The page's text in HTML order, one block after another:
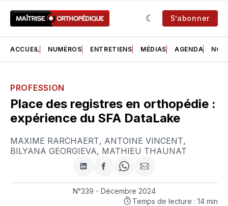
S’abonner
ACCUEIL NUMÉROS ENTRETIENS MÉDIAS AGENDA NOS
PROFESSION
Place des registres en orthopédie :
expérience du SFA DataLake
MAXIME RARCHAERT, ANTOINE VINCENT,
BILYANA GEORGIEVA, MATHIEU THAUNAT
Partager
sur
LinkedIn
Partager
sur
Facebook
Share
on
WhatsApp
Partager
par
courriel
N°339 - Décembre 2024
Temps de lecture : 14 min